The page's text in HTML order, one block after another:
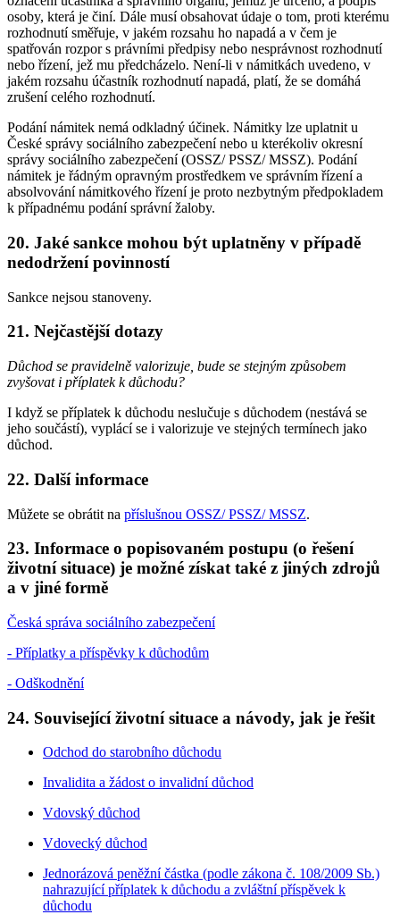
osoby, která je činí. Dále musí obsahovat údaje o tom, proti kterému
rozhodnutí směřuje, v jakém rozsahu ho napadá a v čem je
spatřován rozpor s právními předpisy nebo nesprávnost rozhodnutí
nebo řízení, jež mu předcházelo. Není-li v námitkách uvedeno, v
jakém rozsahu účastník rozhodnutí napadá, platí, že se domáhá
zrušení celého rozhodnutí.
Podání námitek nemá odkladný účinek. Námitky lze uplatnit u
České správy sociálního zabezpečení nebo u kterékoliv okresní
správy sociálního zabezpečení (OSSZ/ PSSZ/ MSSZ). Podání
námitek je řádným opravným prostředkem ve správním řízení a
absolvování námitkového řízení je proto nezbytným předpokladem
k případnému podání správní žaloby.
20. Jaké sankce mohou být uplatněny v případě
nedodržení povinností
Sankce nejsou stanoveny.
21. Nejčastější dotazy
Důchod se pravidelně valorizuje, bude se stejným způsobem
zvyšovat i příplatek k důchodu?
I když se příplatek k důchodu neslučuje s důchodem (nestává se
jeho součástí), vyplácí se i valorizuje ve stejných termínech jako
důchod.
22. Další informace
Můžete se obrátit na příslušnou OSSZ/ PSSZ/ MSSZ.
23. Informace o popisovaném postupu (o řešení
životní situace) je možné získat také z jiných zdrojů
a v jiné formě
Česká správa sociálního zabezpečení
- Příplatky a příspěvky k důchodům
- Odškodnění
24. Související životní situace a návody, jak je řešit
Odchod do starobního důchodu
Invalidita a žádost o invalidní důchod
Vdovský důchod
Vdovecký důchod
Jednorázová peněžní částka (podle zákona č. 108/2009 Sb.)
nahrazující příplatek k důchodu a zvláštní příspěvek k
důchodu